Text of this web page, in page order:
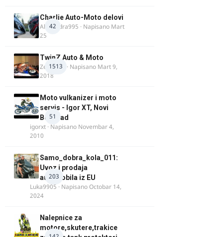
42
Charlie Auto-Moto delovi
Alexandra995 · Napisano Mart
25
1513
TwinZ Auto & Moto
Zeljkamp · Napisano Mart 9,
2018
51
Moto vulkanizer i moto
servis - Igor XT, Novi
Beograd
igorxt · Napisano Novembar 4,
2010
203
Samo_dobra_kola_011:
Uvoz i prodaja
automobila iz EU
Luka9905 · NapisanoOctobar 14,
2024
Nalepnice za
motore,skutere,trakice